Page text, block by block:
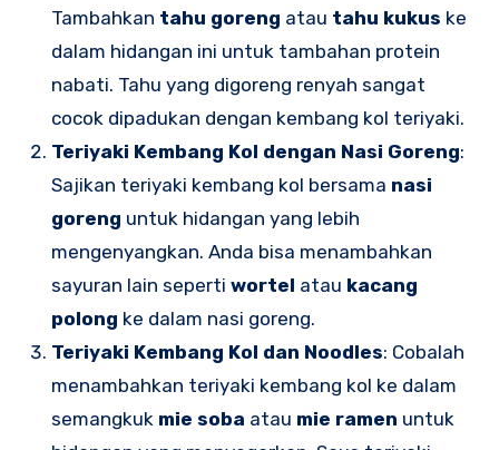
Tambahkan tahu goreng atau tahu kukus ke
dalam hidangan ini untuk tambahan protein
nabati. Tahu yang digoreng renyah sangat
cocok dipadukan dengan kembang kol teriyaki.
Teriyaki Kembang Kol dengan Nasi Goreng:
Sajikan teriyaki kembang kol bersama nasi
goreng untuk hidangan yang lebih
mengenyangkan. Anda bisa menambahkan
sayuran lain seperti wortel atau kacang
polong ke dalam nasi goreng.
Teriyaki Kembang Kol dan Noodles: Cobalah
menambahkan teriyaki kembang kol ke dalam
semangkuk mie soba atau mie ramen untuk